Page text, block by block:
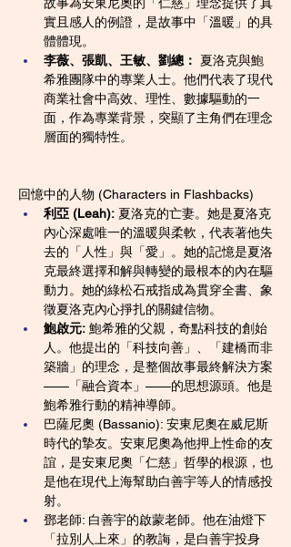
實且感人的例證，是故事中「溫暖」的具
體體現。
李薇、張凱、王敏、劉總：
夏洛克與鮑
希雅團隊中的專業人士。他們代表了現代
商業社會中高效、理性、數據驅動的一
面，作為專業背景，突顯了主角們在理念
層面的獨特性。
回憶中的人物 (Characters in Flashbacks)
利亞 (Leah): 夏洛克的亡妻。她是夏洛克
內心深處唯一的溫暖與柔軟，代表著他失
去的「人性」與「愛」。她的記憶是夏洛
克最終選擇和解與轉變的最根本的內在驅
動力。她的綠松石戒指成為貫穿全書、象
徵夏洛克內心掙扎的關鍵信物。
鮑啟元: 鮑希雅的父親，奇點科技的創始
人。他提出的「科技向善」、「建橋而非
築牆」的理念，是整個故事最終解決方案
——「融合資本」——的思想源頭。他是
鮑希雅行動的精神導師。
巴薩尼奧 (Bassanio): 安東尼奧在威尼斯
時代的摯友。安東尼奧為他押上性命的友
誼，是安東尼奧「仁慈」哲學的根源，也
是他在現代上海幫助白善宇等人的情感投
射。
鄧老師: 白善宇的啟蒙老師。他在油燈下
「拉別人上來」的教誨，是白善宇投身